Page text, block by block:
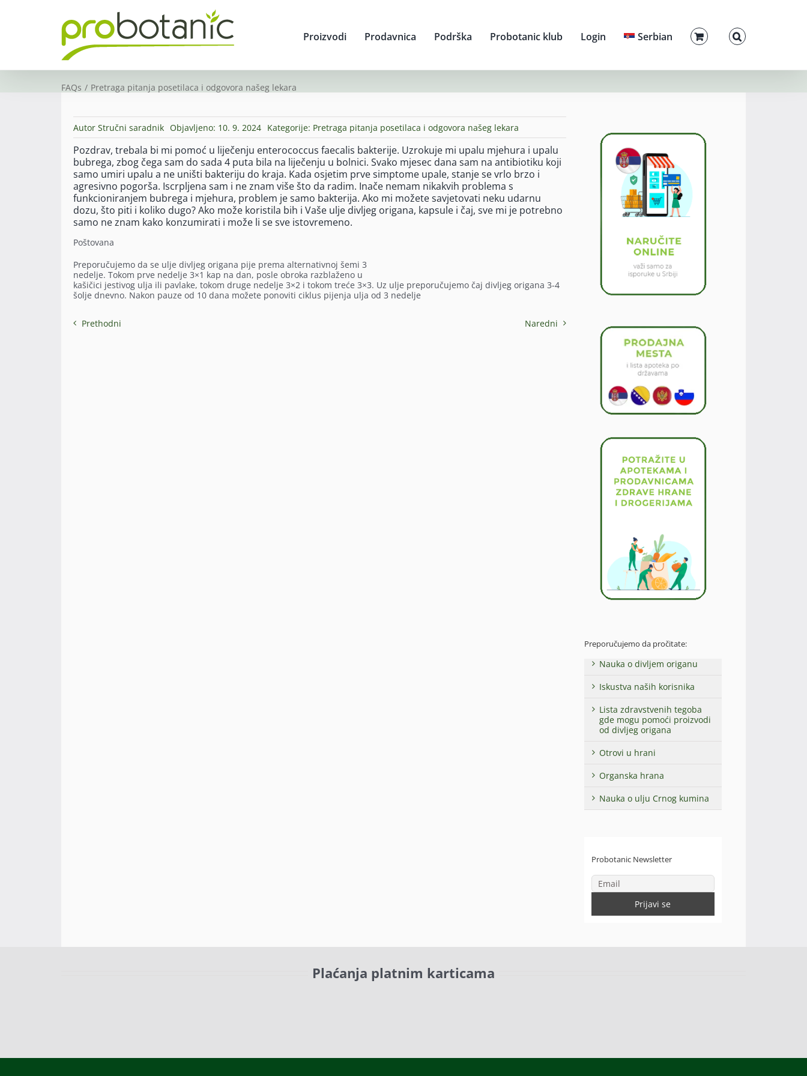
Proizvodi Prodavnica Podrška Probotanic klub Login Serbian
FAQs Pretraga pitanja posetilaca i odgovora našeg lekara
Autor Stručni saradnik Objavljeno: 10. 9. 2024 Kategorije: Pretraga pitanja posetilaca i odgovora našeg lekara
Pozdrav, trebala bi mi pomoć u liječenju enterococcus faecalis bakterije. Uzrokuje mi upalu mjehura i upalu
bubrega, zbog čega sam do sada 4 puta bila na liječenju u bolnici. Svako mjesec dana sam na antibiotiku koji
samo umiri upalu a ne uništi bakteriju do kraja. Kada osjetim prve simptome upale, stanje se vrlo brzo i
agresivno pogorša. Iscrpljena sam i ne znam više što da radim. Inače nemam nikakvih problema s
funkcioniranjem bubrega i mjehura, problem je samo bakterija. Ako mi možete savjetovati neku udarnu
dozu, što piti i koliko dugo? Ako može koristila bih i Vaše ulje divljeg origana, kapsule i čaj, sve mi je potrebno
samo ne znam kako konzumirati i može li se sve istovremeno.
Poštovana
Preporučujemo da se ulje divljeg origana pije prema alternativnoj šemi 3
nedelje. Tokom prve nedelje 3×1 kap na dan, posle obroka razblaženo u
kašičici jestivog ulja ili pavlake, tokom druge nedelje 3×2 i tokom treće 3×3. Uz ulje preporučujemo čaj divljeg origana 3-4
šolje dnevno. Nakon pauze od 10 dana možete ponoviti ciklus pijenja ulja od 3 nedelje
Prethodni Naredni
Preporučujemo da pročitate:
Nauka o divljem origanu
Iskustva naših korisnika
Lista zdravstvenih tegoba
gde mogu pomoći proizvodi
od divljeg origana
Otrovi u hrani
Organska hrana
Nauka o ulju Crnog kumina
Probotanic Newsletter
Plaćanja platnim karticama